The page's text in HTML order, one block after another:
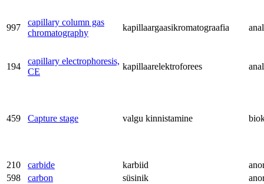
997
capillary column gas
chromatography
kapillaargaasikromatograafia
194
capillary electrophoresis,
CE
kapillaarelektroforees
459 Capture stage valgu kinnistamine
210 carbide karbiid
598
carbon süsinik